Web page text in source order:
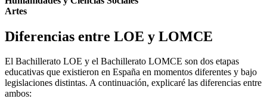
Artes
Diferencias entre LOE y LOMCE
El Bachillerato LOE y el Bachillerato LOMCE son dos etapas
educativas que existieron en España en momentos diferentes y bajo
legislaciones distintas. A continuación, explicaré las diferencias entre
ambos: